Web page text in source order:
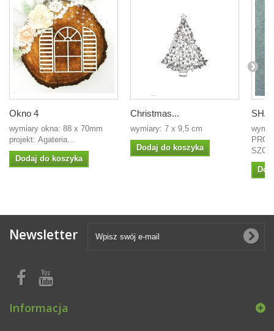
Okno 4
wymiary okna: 88 x 70mm
projekt: Agateria...
Dodaj do koszyka
Christmas...
wymiary: 7 x 9,5 cm
Dodaj do koszyka
Newsletter
Informacja